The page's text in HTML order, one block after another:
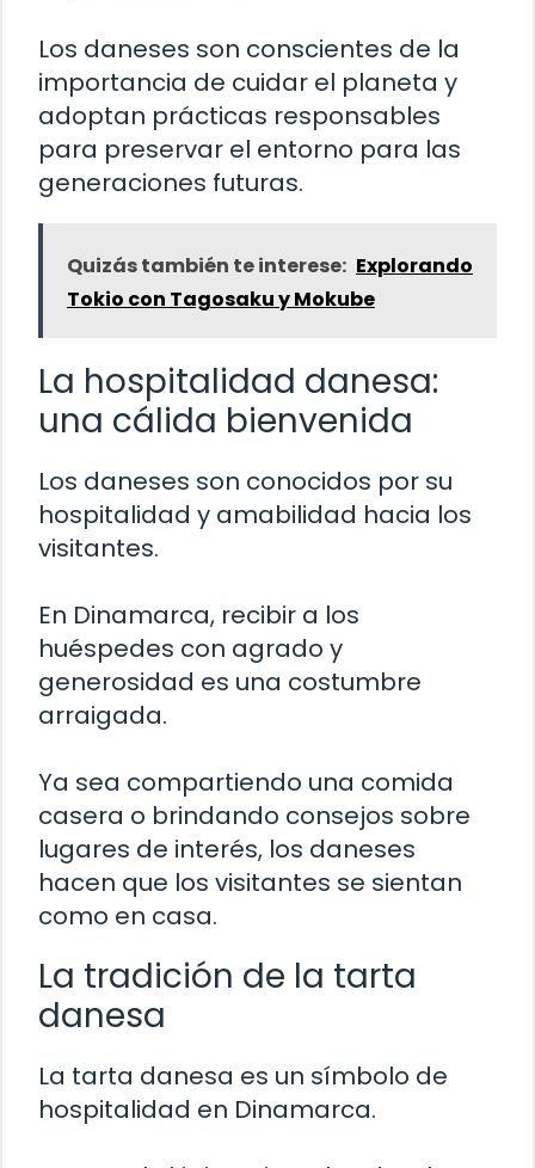
Los daneses son conscientes de la
importancia de cuidar el planeta y
adoptan prácticas responsables
para preservar el entorno para las
generaciones futuras.
Quizás también te interese: Explorando
Tokio con Tagosaku y Mokube
La hospitalidad danesa:
una cálida bienvenida
Los daneses son conocidos por su
hospitalidad y amabilidad hacia los
visitantes.
En Dinamarca, recibir a los
huéspedes con agrado y
generosidad es una costumbre
arraigada.
Ya sea compartiendo una comida
casera o brindando consejos sobre
lugares de interés, los daneses
hacen que los visitantes se sientan
como en casa.
La tradición de la tarta
danesa
La tarta danesa es un símbolo de
hospitalidad en Dinamarca.